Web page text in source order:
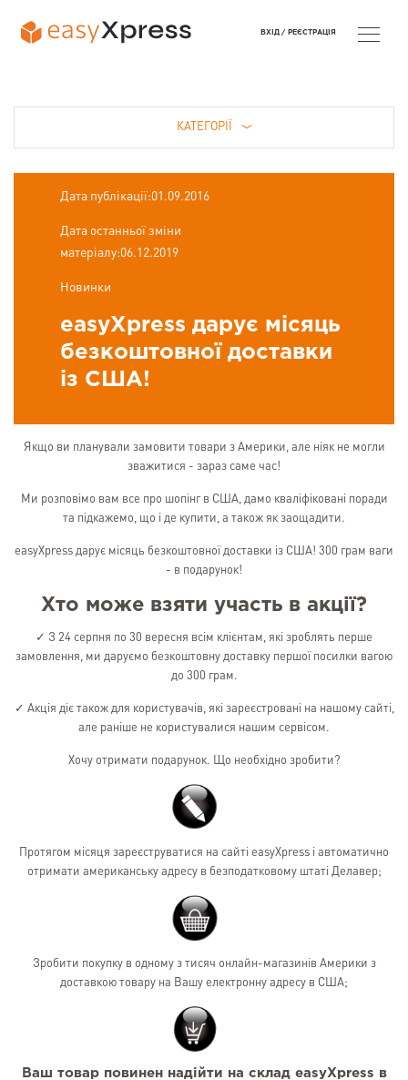
КАТЕГОРІЇ
Дата публікації:01.09.2016
Дата останньої зміни
матеріалу:06.12.2019
Новинки
easyXpress дарує місяць
безкоштовної доставки
із США!
Якщо ви планували замовити товари з Америки, але ніяк не могли
зважитися - зараз саме час!
Ми розповімо вам все про шопінг в США, дамо кваліфіковані поради
та підкажемо, що і де купити, а також як заощадити.
easyXpress дарує місяць безкоштовної доставки із США! 300 грам ваги
- в подарунок!
Хто може взяти участь в акції?
✓ З 24 серпня по 30 вересня всім клієнтам, які зроблять перше
замовлення, ми даруємо безкоштовну доставку першої посилки вагою
до 300 грам.
✓ Акція діє також для користувачів, які зареєстровані на нашому сайті,
але раніше не користувалися нашим сервісом.
Хочу отримати подарунок. Що необхідно зробити?
Протягом місяця зареєструватися на сайті easyXpress і автоматично
отримати американську адресу в безподатковому штаті Делавер;
Зробити покупку в одному з тисяч онлайн-магазинів Америки з
доставкою товару на Вашу електронну адресу в США;
Ваш товар повинен надійти на склад easyXpress в
ВХІД / РЕЄСТРАЦІЯ